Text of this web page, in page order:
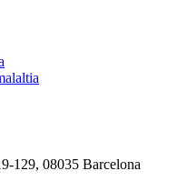
129, 08035 Barcelona